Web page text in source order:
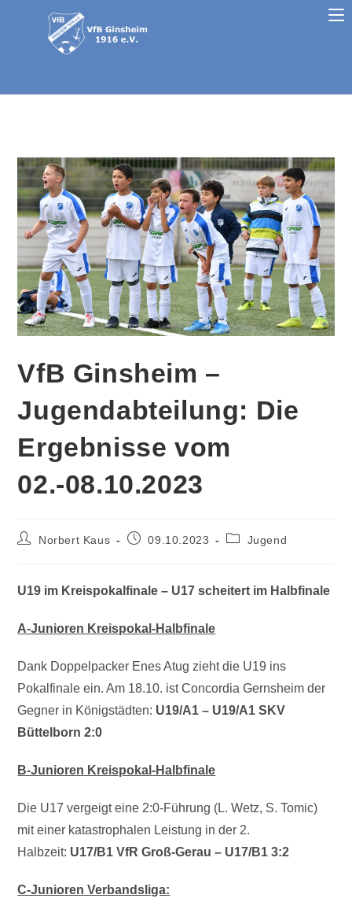
VfB Ginsheim –
Jugendabteilung: Die
Ergebnisse vom
02.-08.10.2023
Norbert Kaus 09.10.2023 Jugend
U19 im Kreispokalfinale – U17 scheitert im Halbfinale
A-Junioren Kreispokal-Halbfinale
Dank Doppelpacker Enes Atug zieht die U19 ins
Pokalfinale ein. Am 18.10. ist Concordia Gernsheim der
Gegner in Königstädten: U19/A1 – U19/A1 SKV
Büttelborn 2:0
B-Junioren Kreispokal-Halbfinale
Die U17 vergeigt eine 2:0-Führung (L. Wetz, S. Tomic)
mit einer katastrophalen Leistung in der 2.
Halbzeit: U17/B1 VfR Groß-Gerau – U17/B1 3:2
C-Junioren Verbandsliga: